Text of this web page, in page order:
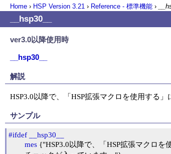
Home › HSP Version 3.21 › Reference - 標準機能 ›
__hsp30__
ver3.0以降使用時
__hsp30__
解説
HSP3.0以降で、「HSP拡張マクロを使用する
サンプル
#ifdef
__hsp30__
mes {"HSP3.0以降で、「HSP拡張マクロを